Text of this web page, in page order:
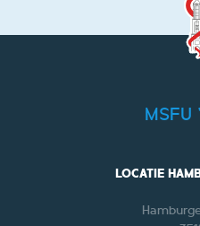
MSFU
LOCATIE